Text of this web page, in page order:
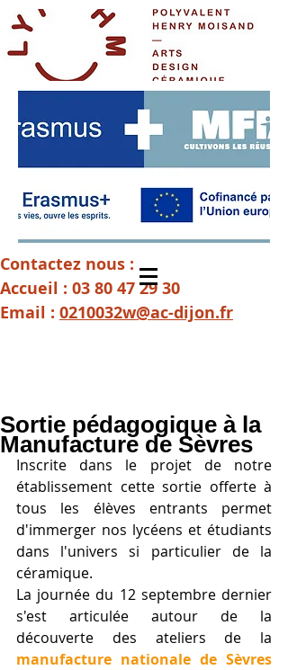
Contactez nous :
Accueil : 03 80 47 29 30
Email : 0210032w@ac-dijon.fr
Sortie pédagogique à la
Manufacture de Sèvres
Inscrite dans le projet de notre
établissement cette sortie offerte à
tous les élèves entrants permet
d'immerger nos lycéens et étudiants
dans l'univers si particulier de la
céramique.
La journée du 12 septembre dernier
s'est articulée autour de la
manufacture nationale de Sèvres